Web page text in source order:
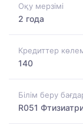
Оқу мерзімі
2 года
Кредиттер
140
Білім беру
R051